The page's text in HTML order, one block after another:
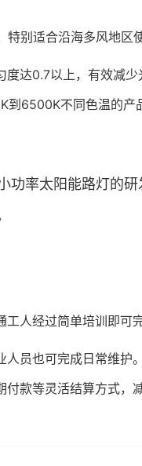
别适合沿海多风地区使
达0.7以上，有效减少
6500K不同色温的产
功率太阳能路灯的
人经过简单培训即可
员也可完成日常维护。
款等灵活结算方式，